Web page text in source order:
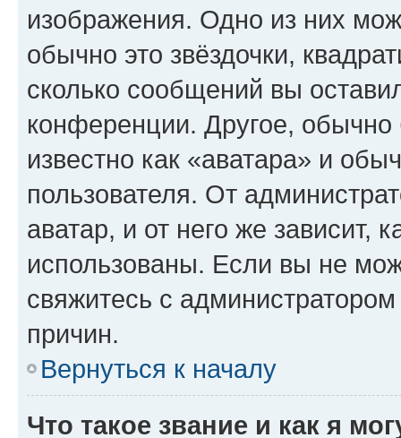
изображения. Одно из них
обычно это звёздочки,
сколько сообщений вы
конференции. Другое,
известно как «аватара» и
пользователя. От
аватар, и от него же зависит,
использованы. Если вы не
свяжитесь с
причин.
Вернуться к началу
Что такое звание и как я